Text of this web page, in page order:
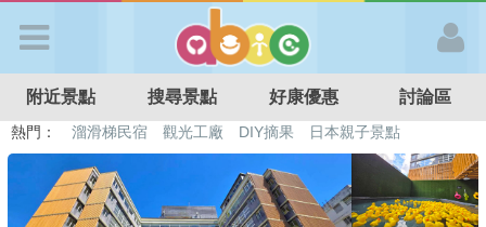
APP登入
首 頁
附近景點 搜尋景點 好康優惠 討論區
熱門： 溜滑梯民宿 觀光工廠 DIY摘果
日本親子景點
特色遊戲場
親子住房優惠 台北親子餐廳 溫泉泡湯SPA